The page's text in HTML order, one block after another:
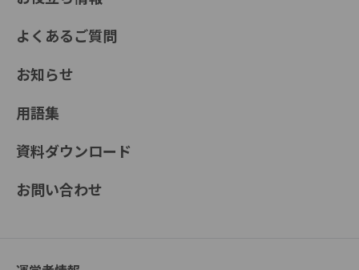
よくあるご質問
お知らせ
用語集
資料ダウンロード
お問い合わせ